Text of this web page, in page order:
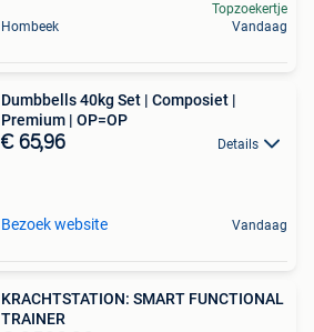
Hombeek
Topzoekertje
Vandaag
Dumbbells 40kg Set | Composiet |
Premium | OP=OP
€ 65,96 Details
Bezoek website Vandaag
KRACHTSTATION: SMART FUNCTIONAL
TRAINER